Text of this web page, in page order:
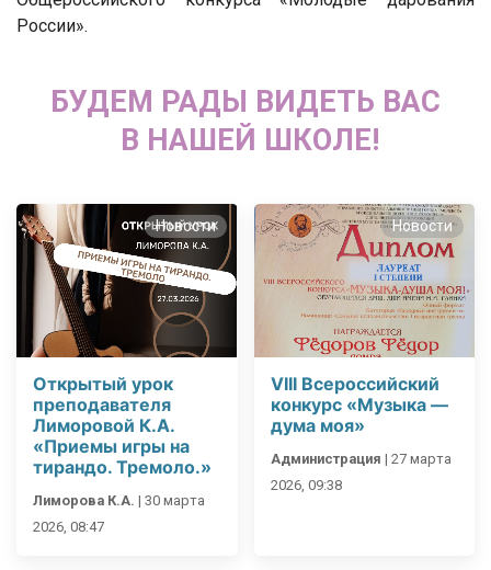
России».
БУДЕМ РАДЫ ВИДЕТЬ ВАС
В НАШЕЙ ШКОЛЕ!
Новости
Открытый урок
преподавателя
Лиморовой К.А.
«Приемы игры на
тирандо. Тремоло.»
Лиморова К.А. | 30 марта
2026, 08:47
Новости
VIII Всероссийский
конкурс «Музыка —
дума моя»
Администрация | 27 марта
2026, 09:38